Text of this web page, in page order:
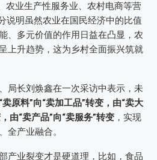
农业生产性服务业、农村电商等营
说明虽然农业在国民经济中的比值
、多元价值的作用日益在凸显，农
上升趋势，这为乡村全面振兴筑就
局长刘焕鑫在一次采访中表示，未
卖原料”向“卖加工品”转变，由“卖大
由“卖产品”向“卖服务”转变 ，实现
全产业融合。
产业裂变才是硬道理，比如，食品